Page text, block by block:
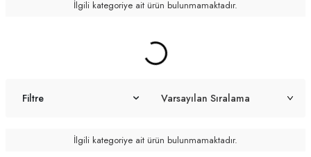
İlgili kategoriye ait ürün bulunmamaktadır.
Filtre
İlgili kategoriye ait ürün bulunmamaktadır.